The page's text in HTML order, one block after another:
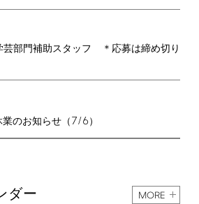
芸部門補助スタッフ ＊応募は締め切り
のお知らせ（7/6）
ダー MORE